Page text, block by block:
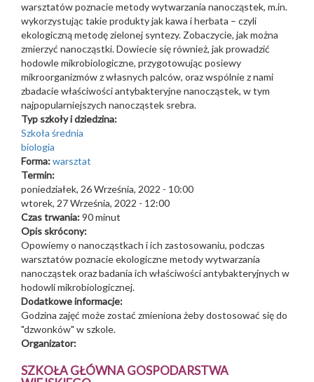
warsztatów poznacie metody wytwarzania nanocząstek, m.in.
wykorzystując takie produkty jak kawa i herbata – czyli
ekologiczną metodę zielonej syntezy. Zobaczycie, jak można
zmierzyć nanocząstki. Dowiecie się również, jak prowadzić
hodowle mikrobiologiczne, przygotowując posiewy
mikroorganizmów z własnych palców, oraz wspólnie z nami
zbadacie właściwości antybakteryjne nanocząstek, w tym
najpopularniejszych nanocząstek srebra.
Typ szkoły i dziedzina:
Szkoła średnia
biologia
Forma:warsztat
Termin:
poniedziałek, 26 Września, 2022 - 10:00
wtorek, 27 Września, 2022 - 12:00
Czas trwania:90 minut
Opis skrócony:
Opowiemy o nanocząstkach i ich zastosowaniu, podczas
warsztatów poznacie ekologiczne metody wytwarzania
nanocząstek oraz badania ich właściwości antybakteryjnych w
hodowli mikrobiologicznej.
Dodatkowe informacje:
Godzina zajęć może zostać zmieniona żeby dostosować się do
"dzwonków" w szkole.
Organizator:
SZKOŁA GŁÓWNA GOSPODARSTWA